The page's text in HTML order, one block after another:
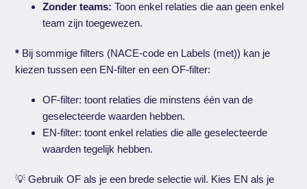
Zonder teams: Toon enkel relaties die aan geen enkel
team zijn toegewezen.
* Bij sommige filters (NACE-code en Labels (met)) kan je
kiezen tussen een EN-filter en een OF-filter:
OF-filter: toont relaties die minstens één van de
geselecteerde waarden hebben.
EN-filter: toont enkel relaties die alle geselecteerde
waarden tegelijk hebben.
💡 Gebruik OF als je een brede selectie wil. Kies EN als je